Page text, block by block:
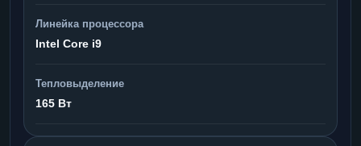
Линейка процессора
Intel Core i9
Тепловыделение
165 Вт